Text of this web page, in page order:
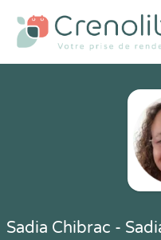
Sadia Chibrac -